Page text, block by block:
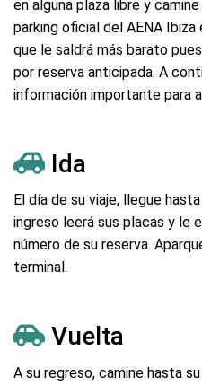
en alguna plaza libre y
parking oficial del AENA
que le saldrá más barato
por reserva anticipada. A
información importante para
Ida
El día de su viaje, llegue
ingreso leerá sus placas y le
número de su reserva.
terminal.
Vuelta
A su regreso, camine hasta